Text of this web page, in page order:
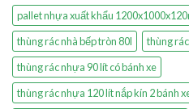
pallet nhựa xuất khẩu
thùng rác nhà bếp tròn 80l
thùng
thùng rác nhựa 90 lít có bánh xe
thùng rác nhựa 120 lít nắp kín 2 bánh